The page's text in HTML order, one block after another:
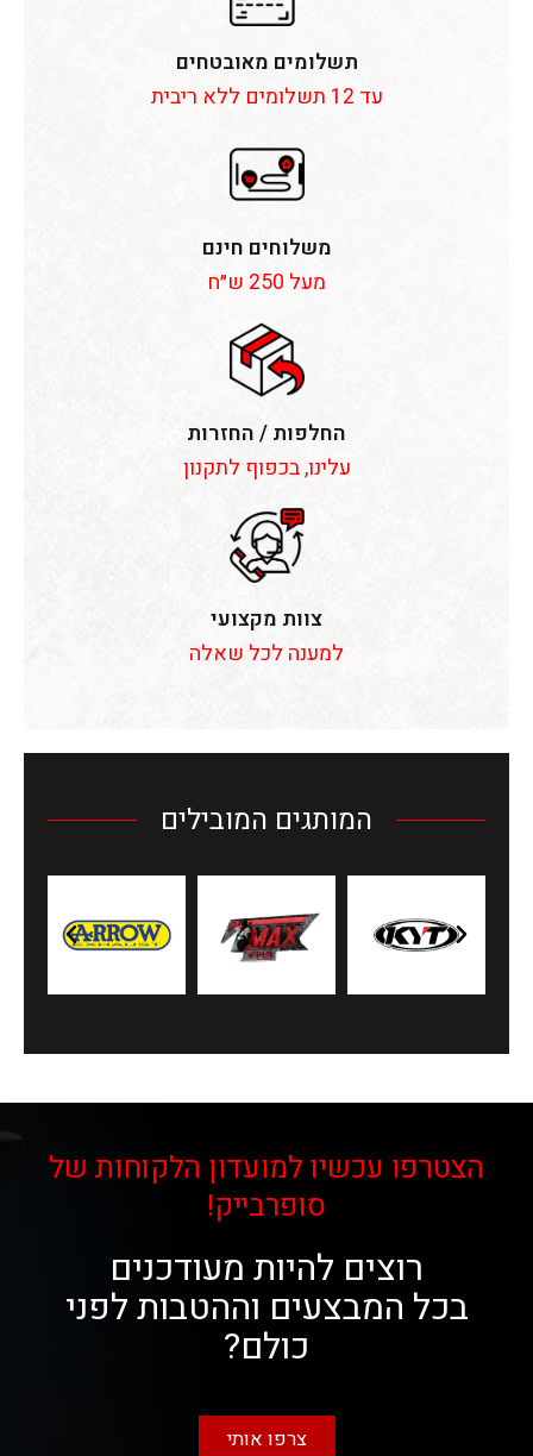
תשלומים מאובטחים
עד 12 תשלומים ללא ריבית
משלוחים חינם
מעל 250 ש״ח
החלפות / החזרות
עלינו, בכפוף לתקנון
צוות מקצועי
למענה לכל שאלה
המותגים המובילים
הצטרפו עכשיו למועדון הלקוחות של
סופרבייק!
רוצים להיות מעודכנים
בכל המבצעים וההטבות לפני
כולם?
צרפו אותי